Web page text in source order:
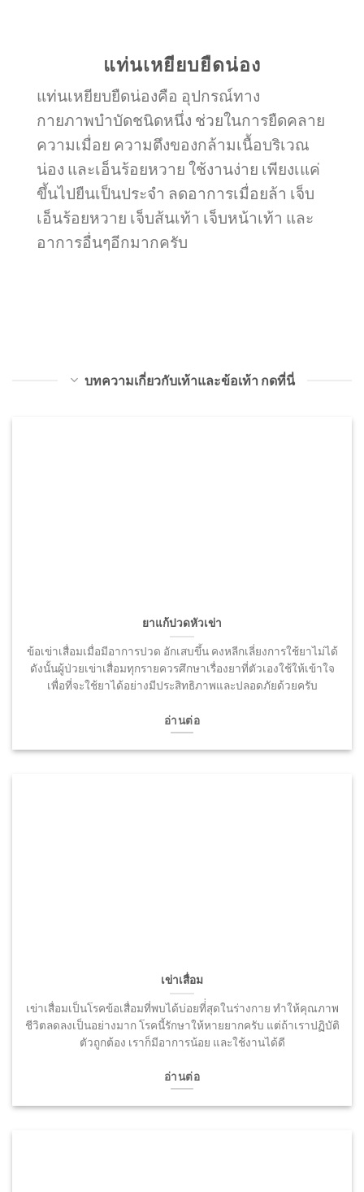
แท่นเหยียบยืดน่อง
แท่นเหยียบยืดน่องคือ อุปกรณ์ทาง
กายภาพบำบัดชนิดหนึ่ง ช่วยในการยืดคลาย
ความเมื่อย ความตึงของกล้ามเนื้อบริเวณ
น่อง และเอ็นร้อยหวาย ใช้งานง่าย เพียงเแค่
ขึ้นไปยืนเป็นประจำ ลดอาการเมื่อยล้า เจ็บ
เอ็นร้อยหวาย เจ็บส้นเท้า เจ็บหน้าเท้า และ
อาการอื่นๆอีกมากครับ
บทความเกี่ยวกับเท้าและข้อเท้า กดที่นี่
ยาแก้ปวดหัวเข่า
ข้อเข่าเสื่อมเมื่อมีอาการปวด อักเสบขึ้น คงหลีกเลี่ยงการใช้ยาไม่ได้
ดังนั้นผู้ป่วยเข่าเสื่อมทุกรายควรศึกษาเรื่องยาที่ตัวเองใช้ให้เข้าใจ
เพื่อที่จะใช้ยาได้อย่างมีประสิทธิภาพและปลอดภัยด้วยครับ
อ่านต่อ
เข่าเสื่อม
เข่าเสื่อมเป็นโรคข้อเสื่อมที่พบได้บ่อยที่่สุดในร่างกาย ทำให้คุณภาพ
ชีวิตลดลงเป็นอย่างมาก โรคนี้รักษาให้หายยากครับ แต่ถ้าเราปฏิบัติ
ตัวถูกต้อง เราก็มีอาการน้อย และใช้งานได้ดี
อ่านต่อ